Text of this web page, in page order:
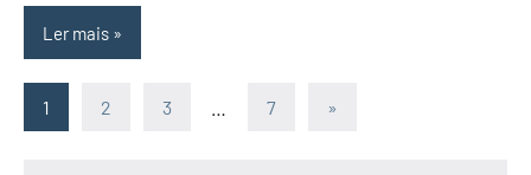
Ler mais
Paginação
1 2 3 7
Artigos
»